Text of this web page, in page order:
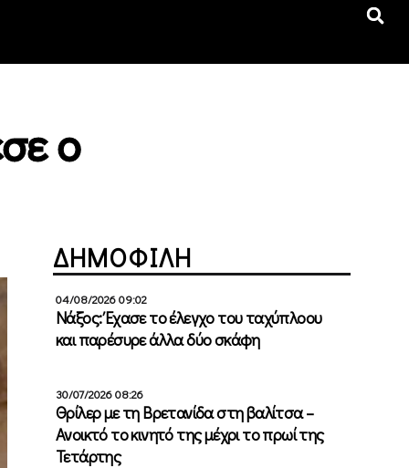
ο
ΔΗΜΟΦΙΛΗ
04/08/2026 09:02
Νάξος: Έχασε το έλεγχο του ταχύπλοου
και παρέσυρε άλλα δύο σκάφη
30/07/2026 08:26
Θρίλερ με τη Βρετανίδα στη βαλίτσα –
Ανοικτό το κινητό της μέχρι το πρωί της
Τετάρτης